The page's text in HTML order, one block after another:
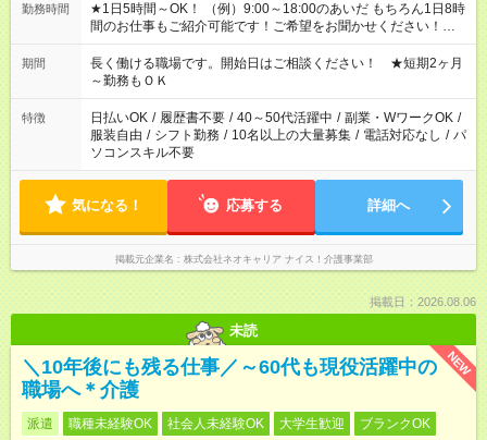
勤務時間
★1日5時間～OK！ （例）9:00～18:00のあいだ もちろん1日8時
間のお仕事もご紹介可能です！ご希望をお聞かせください！★家
庭の都合でお休みが必要な場合も遠慮なくご相談ください。 ※
週最低15時間以上の勤務が必要です
期間
長く働ける職場です。開始日はご相談ください！ ★短期2ヶ月
～勤務もＯＫ
特徴 日払いOK / 履歴書不要 / 40～50代活躍中 / 副業・WワークOK /
服装自由 / シフト勤務 / 10名以上の大量募集 / 電話対応なし / パ
ソコンスキル不要
気になる！ 応募する 詳細へ
掲載元企業名 株式会社ネオキャリア ナイス！介護事業部
掲載日：2026.08.06
未読
NEW
＼10年後にも残る仕事／～60代も現役活躍中の
職場へ＊介護
派遣 職種未経験OK 社会人未経験OK 大学生歓迎
ブランクOK